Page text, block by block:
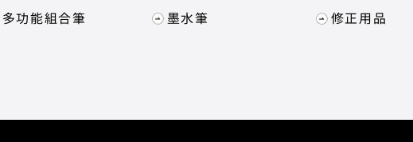
多功能組合筆 墨水筆 修正用品